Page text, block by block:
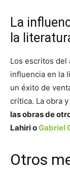
La
la
Los escritos del
influencia en la
un éxito de
crítica. La obra
las obras de
Lahiri oGabriel
Otros